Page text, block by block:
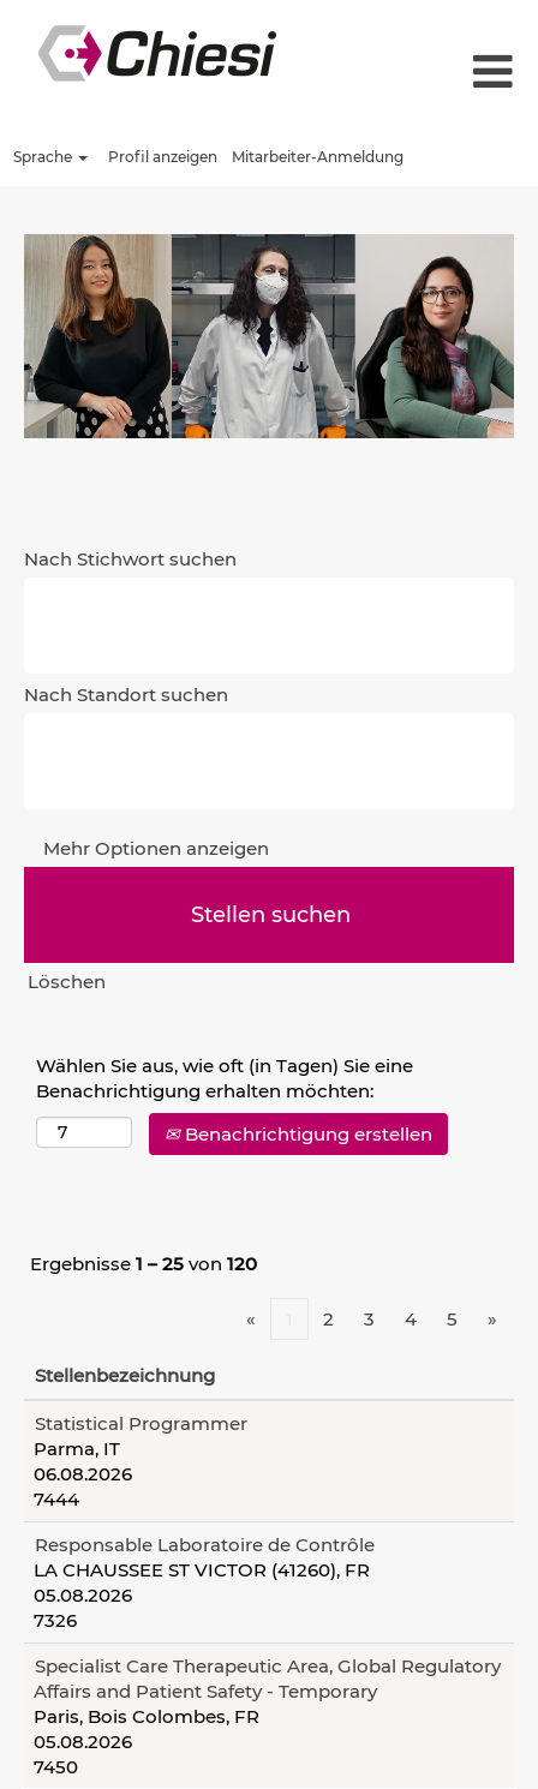
Sprache Profil anzeigen Mitarbeiter-Anmeldung
Nach Stichwort suchen
Nach Standort suchen
Mehr Optionen anzeigen
Löschen
Wählen Sie aus, wie oft (in Tagen) Sie eine
Benachrichtigung erhalten möchten:
Benachrichtigung erstellen
Ergebnisse 1 – 25 von 120
« 2 3 4 5 »
Stellenbezeichnung
Statistical Programmer
Parma, IT
06.08.2026
7444
Responsable Laboratoire de Contrôle
LA CHAUSSEE ST VICTOR (41260), FR
05.08.2026
7326
Specialist Care Therapeutic Area, Global Regulatory
Affairs and Patient Safety - Temporary
Paris, Bois Colombes, FR
05.08.2026
7450